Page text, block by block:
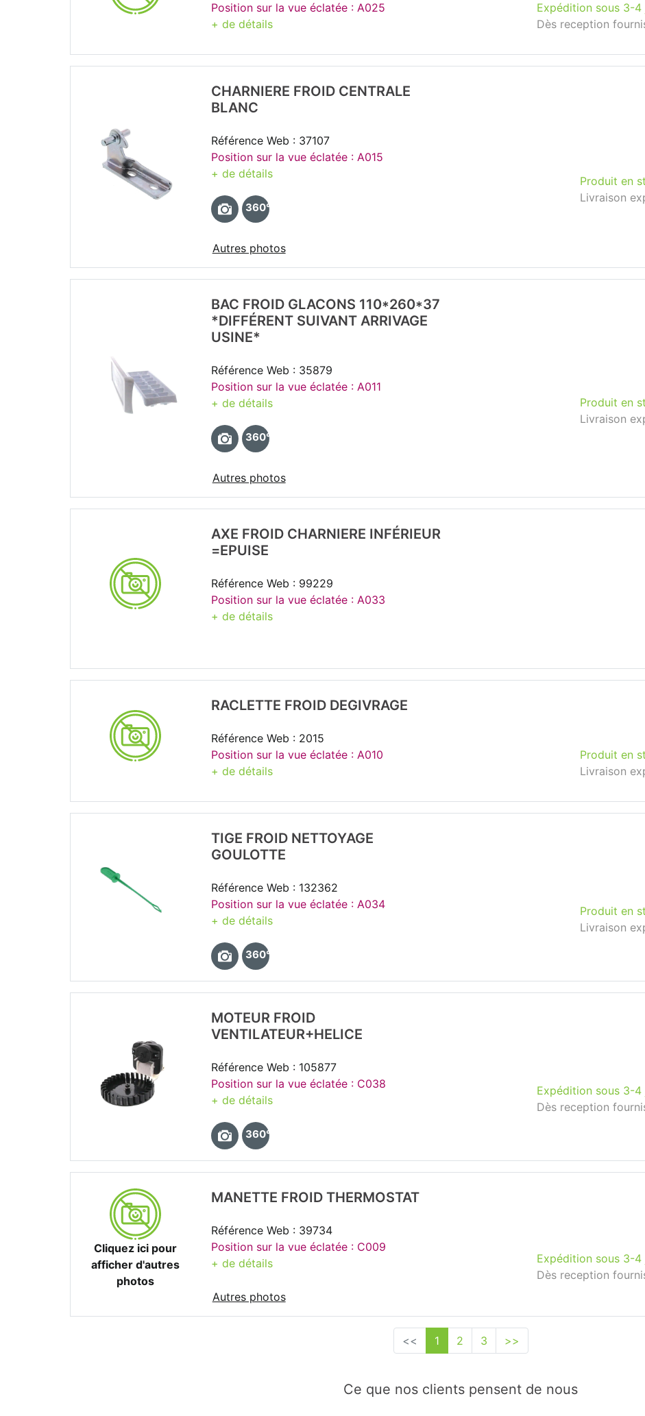
Expédition sous 3-4
Dès reception
Position sur la vue éclatée : A025
+ de détails
Produit en
Livraison
CHARNIERE FROID CENTRALE
BLANC
Référence Web : 37107
Position sur la vue éclatée : A015
+ de détails
360°
Autres photos
Produit en
Livraison
BAC FROID GLACONS 110*260*37
*DIFFÉRENT SUIVANT ARRIVAGE
USINE*
Référence Web : 35879
Position sur la vue éclatée : A011
+ de détails
360°
Autres photos
AXE FROID CHARNIERE INFÉRIEUR
=EPUISE
Référence Web : 99229
Position sur la vue éclatée : A033
+ de détails
Produit en
Livraison
RACLETTE FROID DEGIVRAGE
Référence Web : 2015
Position sur la vue éclatée : A010
+ de détails
Produit en
Livraison
TIGE FROID NETTOYAGE
GOULOTTE
Référence Web : 132362
Position sur la vue éclatée : A034
+ de détails
360°
Expédition sous 3-4
Dès reception
MOTEUR FROID
VENTILATEUR+HELICE
Référence Web : 105877
Position sur la vue éclatée : C038
+ de détails
360°
Cliquez ici pour
afficher d'autres
photos
Expédition sous 3-4
Dès reception
MANETTE FROID THERMOSTAT
Référence Web : 39734
Position sur la vue éclatée : C009
+ de détails
Autres photos
<< 1 2 3 >>
Ce que nos clients pensent de nous